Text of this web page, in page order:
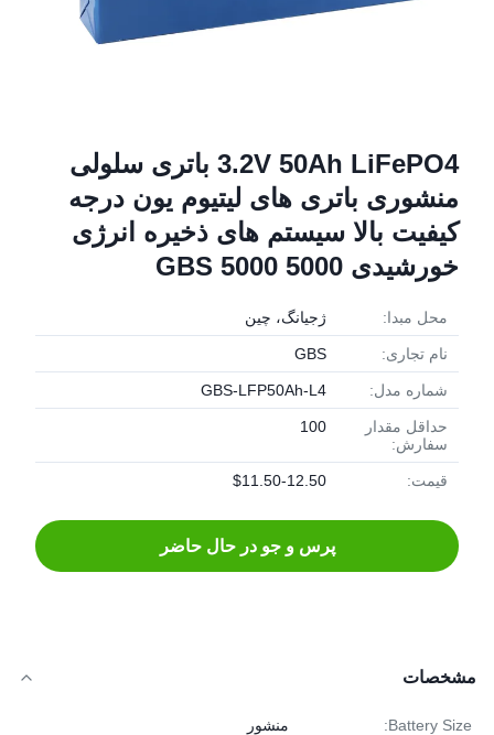
3.2V 50Ah LiFePO4 باتری سلولی
منشوری باتری های لیتیوم یون درجه
کیفیت بالا سیستم های ذخیره انرژی
خورشیدی GBS 5000 5000
محل مبدا: ژجیانگ، چین
نام تجاری: GBS
شماره مدل: GBS-LFP50Ah-L4
حداقل مقدار
سفارش:
100
قیمت: $11.50-12.50
پرس و جو در حال حاضر
مشخصات
Battery Size: منشور